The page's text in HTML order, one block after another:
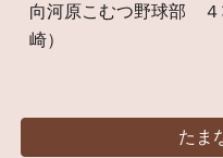
向河原こむつ野球部
崎）
たま